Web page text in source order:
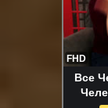
FHD
Все